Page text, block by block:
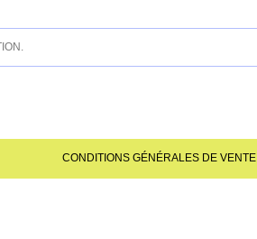
CONDITIONS GÉNÉRALES DE VENTE